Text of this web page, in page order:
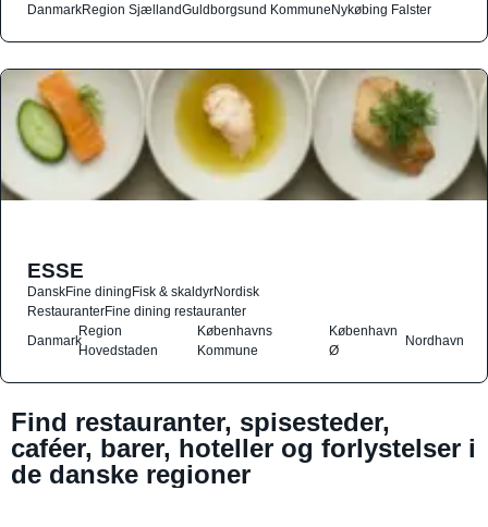
DanmarkRegion SjællandGuldborgsund KommuneNykøbing Falster
ESSE
DanskFine diningFisk & skaldyrNordisk
RestauranterFine dining restauranter
Danmark
Region
Hovedstaden
Københavns
Kommune
København
Ø
Nordhavn
Find restauranter, spisesteder,
caféer, barer, hoteller og forlystelser i
de danske regioner